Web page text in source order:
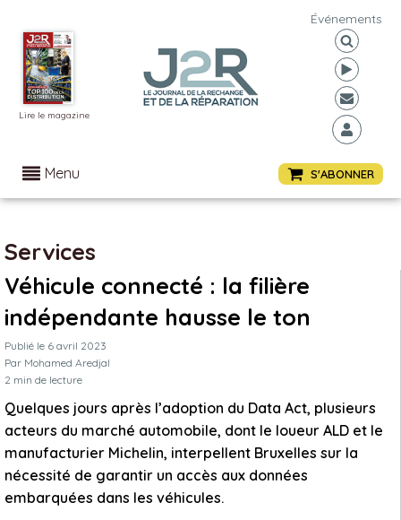
Lire le magazine
Événements
Menu S'ABONNER
Services
Véhicule connecté : la filière
indépendante hausse le ton
Publié le 6 avril 2023
Par Mohamed Aredjal
2 min de lecture
Quelques jours après l’adoption du Data Act, plusieurs
acteurs du marché automobile, dont le loueur ALD et le
manufacturier Michelin, interpellent Bruxelles sur la
nécessité de garantir un accès aux données
embarquées dans les véhicules.